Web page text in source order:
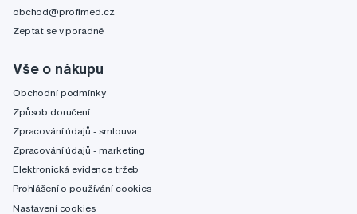
obchod@profimed.cz
Zeptat se v poradně
Vše o nákupu
Obchodní podmínky
Způsob doručení
Zpracování údajů - smlouva
Zpracování údajů - marketing
Elektronická evidence tržeb
Prohlášení o používání cookies
Nastavení cookies